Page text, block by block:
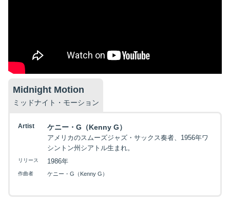
Midnight Motion
ミッドナイト・モーション
Artist ケニー・G（Kenny G）
アメリカのスムーズジャズ・サックス奏者、1956年ワ
シントン州シアトル生まれ。
リリース 1986年
作曲者 ケニー・G（Kenny G）